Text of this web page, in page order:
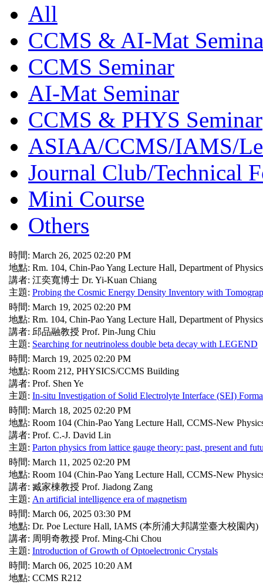
All
CCMS & AI-Mat
CCMS Seminar
AI-Mat Seminar
CCMS & PHYS Seminar
ASIAA/CCMS/IAMS/
Journal Club/Technical
Mini Course
Others
時間: March 26, 2025 02:20 PM
地點: Rm. 104, Chin-Pao Yang Lecture Hall, Department of
講者: 江奕寬博士 Dr. Yi-Kuan Chiang
主題: Probing the Cosmic Energy Density Inventory with
時間: March 19, 2025 02:20 PM
地點: Rm. 104, Chin-Pao Yang Lecture Hall, Department of
講者: 邱品融教授 Prof. Pin-Jung Chiu
主題: Searching for neutrinoless double beta decay with LEGEND
時間: March 19, 2025 02:20 PM
地點: Room 212, PHYSICS/CCMS Building
講者: Prof. Shen Ye
主題: In-situ Investigation of Solid Electrolyte Interface (SEI)
時間: March 18, 2025 02:20 PM
地點: Room 104 (Chin-Pao Yang Lecture Hall, CCMS-New
講者: Prof. C.-J. David Lin
主題: Parton physics from lattice gauge theory: past, present and
時間: March 11, 2025 02:20 PM
地點: Room 104 (Chin-Pao Yang Lecture Hall, CCMS-New
講者: 臧家棟教授 Prof. Jiadong Zang
主題: An artificial intelligence era of magnetism
時間: March 06, 2025 03:30 PM
地點: Dr. Poe Lecture Hall, IAMS (本所浦大邦講堂臺大校園內)
講者: 周明奇教授 Prof. Ming-Chi Chou
主題: Introduction of Growth of Optoelectronic Crystals
時間: March 06, 2025 10:20 AM
地點: CCMS R212